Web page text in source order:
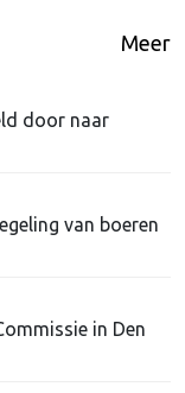
Meer
door naar
van boeren
in Den